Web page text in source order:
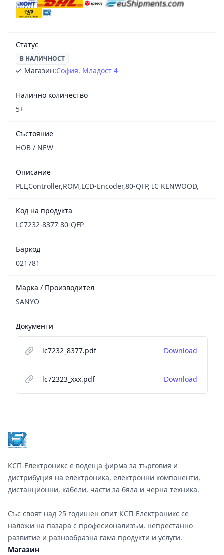
Статус
В НАЛИЧНОСТ
Магазин:София, Младост 4
Налично количество
5+
Състояние
НОВ / NEW
Описание
PLL,Controller,ROM,LCD-Encoder,80-QFP, IC KENWOOD,
Код на продукта
LC7232-8377 80-QFP
Баркод
021781
Марка / Производител
SANYO
Документи
lc7232_8377.pdf Download
lc72323_xxx.pdf Download
КСП-Електроникс е водеща фирма за търговия и
дистрибуция на електроника, електронни компоненти,
дистанционни, кабели, части за бяла и черна техника.
Със своят над 25 годишен опит КСП-Електроникс се
наложи на пазара с професионализъм, непрестанно
развитие и разнообразна гама продукти и услуги.
Магазин